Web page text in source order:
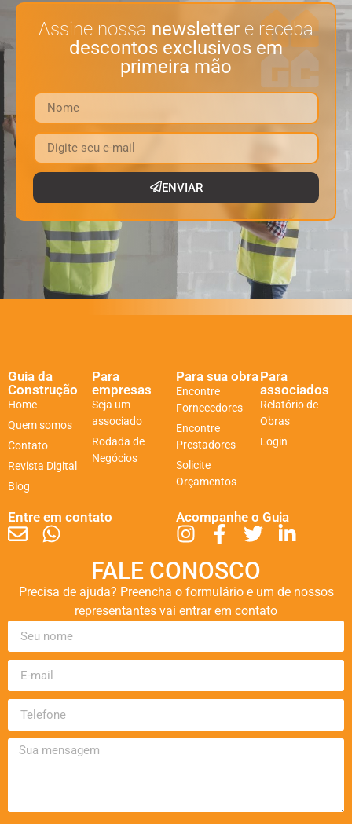
Assine nossa newsletter e receba
descontos exclusivos em
primeira mão
ENVIAR
Guia da
Construção
Home
Quem somos
Contato
Revista Digital
Blog
Para
empresas
Seja um
associado
Rodada de
Negócios
Para sua obra
Encontre
Fornecedores
Encontre
Prestadores
Solicite
Orçamentos
Para
associados
Relatório de
Obras
Login
Entre em contato Acompanhe o Guia
FALE CONOSCO
Precisa de ajuda? Preencha o formulário e um de nossos
representantes vai entrar em contato